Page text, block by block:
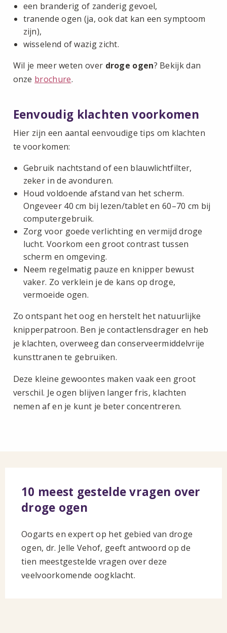
een branderig of zanderig gevoel,
tranende ogen (ja, ook dat kan een symptoom
zijn),
wisselend of wazig zicht.
Wil je meer weten over droge ogen? Bekijk dan
onze brochure.
Eenvoudig klachten voorkomen
Hier zijn een aantal eenvoudige tips om klachten
te voorkomen:
Gebruik nachtstand of een blauwlichtfilter,
zeker in de avonduren.
Houd voldoende afstand van het scherm.
Ongeveer 40 cm bij lezen/tablet en 60–70 cm bij
computergebruik.
Zorg voor goede verlichting en vermijd droge
lucht. Voorkom een groot contrast tussen
scherm en omgeving.
Neem regelmatig pauze en knipper bewust
vaker. Zo verklein je de kans op droge,
vermoeide ogen.
Zo ontspant het oog en herstelt het natuurlijke
knipperpatroon. Ben je contactlensdrager en heb
je klachten, overweeg dan conserveermiddelvrije
kunsttranen te gebruiken.
Deze kleine gewoontes maken vaak een groot
verschil. Je ogen blijven langer fris, klachten
nemen af en je kunt je beter concentreren.
10 meest gestelde vragen over
droge ogen
Oogarts en expert op het gebied van droge
ogen, dr. Jelle Vehof, geeft antwoord op de
tien meestgestelde vragen over deze
veelvoorkomende oogklacht.